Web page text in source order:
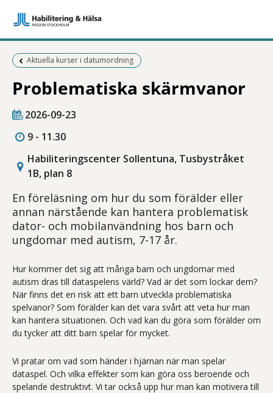
Föregående sida:
Aktuella kurser i datumordning
Problematiska skärmvanor
2026-09-23
9 - 11.30
Habiliteringscenter Sollentuna, Tusbystråket
1B, plan 8
En föreläsning om hur du som förälder eller
annan närstående kan hantera problematisk
dator- och mobilanvändning hos barn och
ungdomar med autism, 7-17 år.
Hur kommer det sig att många barn och ungdomar med
autism dras till dataspelens värld? Vad är det som lockar dem?
När finns det en risk att ett barn utveckla problematiska
spelvanor? Som förälder kan det vara svårt att veta hur man
kan hantera situationen. Och vad kan du göra som förälder om
du tycker att ditt barn spelar för mycket.
Vi pratar om vad som händer i hjärnan när man spelar
dataspel. Och vilka effekter som kan göra oss beroende och
spelande destruktivt. Vi tar också upp hur man kan motivera till